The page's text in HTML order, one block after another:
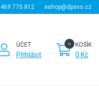
775 812 eshop@dpsvs.cz
ÚČET
Přihlásit
KOŠÍK
0 Kč